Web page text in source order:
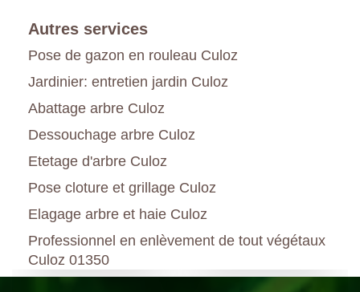
Autres services
Pose de gazon en rouleau Culoz
Jardinier: entretien jardin Culoz
Abattage arbre Culoz
Dessouchage arbre Culoz
Etetage d'arbre Culoz
Pose cloture et grillage Culoz
Elagage arbre et haie Culoz
Professionnel en enlèvement de tout végétaux
Culoz 01350